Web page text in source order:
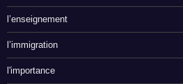
l’enseignement
l’immigration
l'importance